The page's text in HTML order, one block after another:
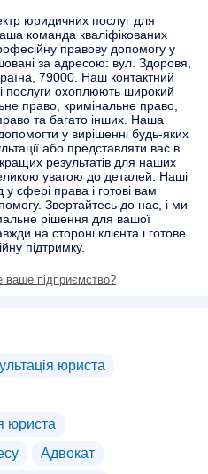
юридичних послуг для
команда кваліфікованих
правову допомогу у
за адресою: вул. Здоровя,
79000. Наш контактний
охоплюють широкий
право, кримінальне право,
та багато інших. Наша
у вирішенні будь-яких
або представляти вас в
результатів для наших
увагою до деталей. Наші
сфері права і готові вам
Звертайтесь до нас, і ми
рішення для вашої
на стороні клієнта і готове
підтримку.
ваше підприємство?
юриста
юриста
Адвокат